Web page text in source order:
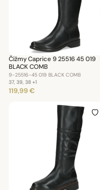
Čižmy Caprice 9 25516 45 019
BLACK COMB
9-25516-45 019 BLACK COMB
37, 39, 38 +1
119,99 €